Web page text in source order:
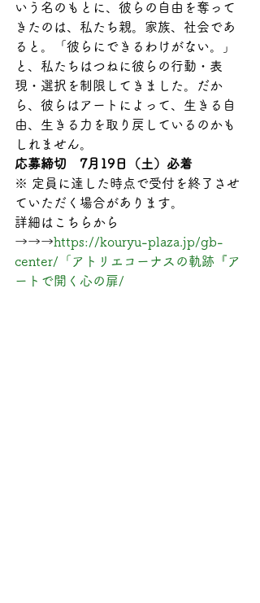
いう名のもとに、彼らの自由を奪って
きたのは、私たち親。家族、社会であ
ると。「彼らにできるわけがない。」
と、私たちはつねに彼らの行動・表
現・選択を制限してきました。だか
ら、彼らはアートによって、生きる自
由、生きる力を取り戻しているのかも
しれません。
応募締切　7月19日（土）必着
※ 定員に達した時点で受付を終了させ
ていただく場合があります。
詳細はこちらから
→→→https://kouryu-plaza.jp/gb-
center/「アトリエコーナスの軌跡『ア
ートで開く心の扉/